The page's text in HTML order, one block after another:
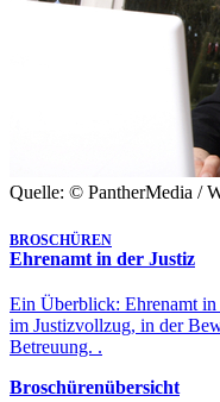
Quelle: © PantherMedia /
BROSCHÜREN
Ehrenamt in der Justiz
Ein Überblick: Ehrenamt in
im Justizvollzug, in der
Betreuung. .
Broschürenübersicht